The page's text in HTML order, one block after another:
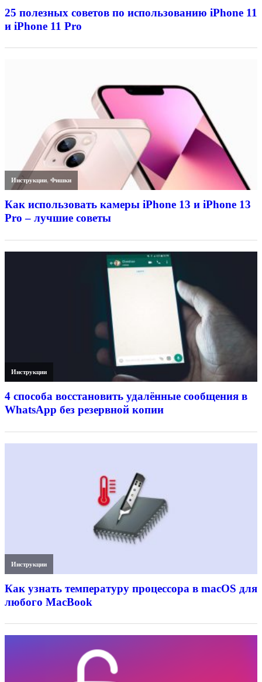
25 полезных советов по использованию iPhone 11
и iPhone 11 Pro
Инструкции,Фишки
Как использовать камеры iPhone 13 и iPhone 13
Pro – лучшие советы
Инструкции
4 способа восстановить удалённые сообщения в
WhatsApp без резервной копии
Инструкции
Как узнать температуру процессора в macOS для
любого MacBook